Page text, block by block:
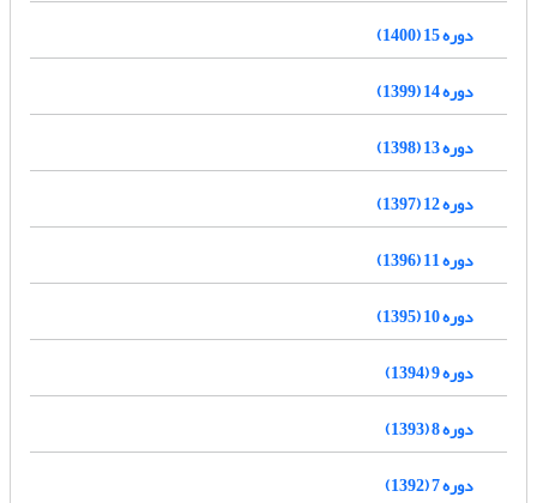
دوره 15 (1400)
دوره 14 (1399)
دوره 13 (1398)
دوره 12 (1397)
دوره 11 (1396)
دوره 10 (1395)
دوره 9 (1394)
دوره 8 (1393)
دوره 7 (1392)